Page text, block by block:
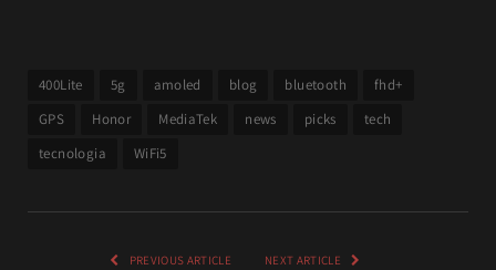
400Lite 5g amoled blog bluetooth
fhd+
GPS
Honor MediaTek news picks
tech
tecnologia
WiFi5
PREVIOUS ARTICLE NEXT ARTICLE